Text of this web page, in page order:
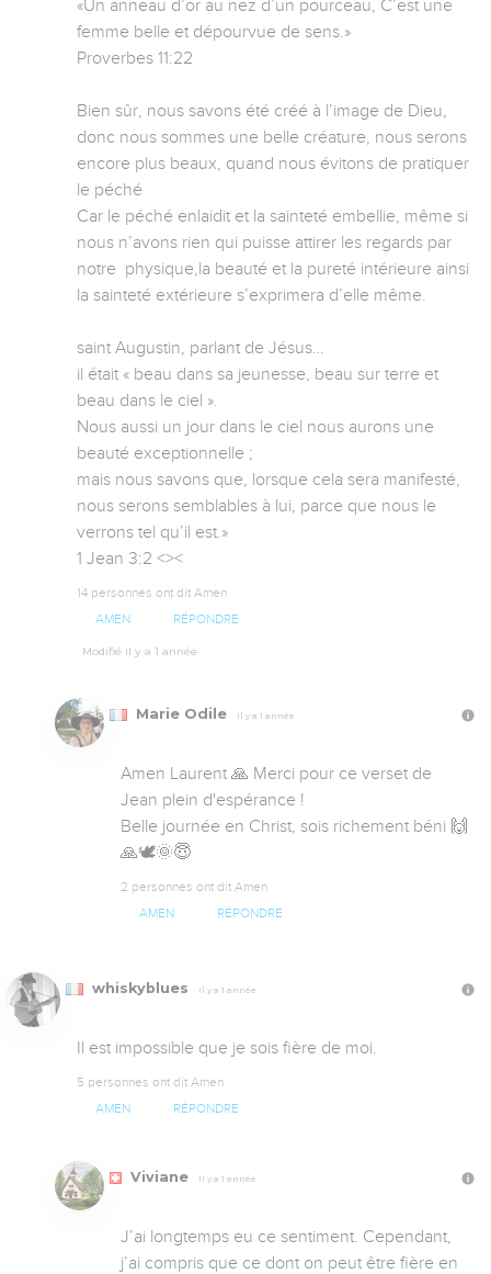
«Un anneau d’or au nez d’un pourceau, C’est une
femme belle et dépourvue de sens.»
‭‭Proverbes‬ ‭11‬:‭22‬
Bien sûr, nous savons été créé à l’image de Dieu,
donc nous sommes une belle créature, nous serons
encore plus beaux, quand nous évitons de pratiquer
le péché
Car le péché enlaidit et la sainteté embellie, même si
nous n’avons rien qui puisse attirer les regards par
notre  physique,la beauté et la pureté intérieure ainsi
la sainteté extérieure s’exprimera d’elle même.
saint Augustin, parlant de Jésus…
il était « beau dans sa jeunesse, beau sur terre et
beau dans le ciel ».
Nous aussi un jour dans le ciel nous aurons une
beauté exceptionnelle ;
mais nous savons que, lorsque cela sera manifesté,
nous serons semblables à lui, parce que nous le
verrons tel qu’il est.»
‭‭1 Jean‬ ‭3‬:‭2 <><
14 personnes ont dit Amen
AMEN RÉPONDRE
Modifié il y a 1 année
Marie Odile Il y a 1 année
Amen Laurent 🙏 Merci pour ce verset de
Jean plein d'espérance !
Belle journée en Christ, sois richement béni 🙌
🙏🕊️🌞😇
2 personnes ont dit Amen
AMEN RÉPONDRE
whiskyblues Il y a 1 année
Il est impossible que je sois fière de moi.
5 personnes ont dit Amen
AMEN RÉPONDRE
Viviane Il y a 1 année
J’ai longtemps eu ce sentiment. Cependant,
j’ai compris que ce dont on peut être fière en